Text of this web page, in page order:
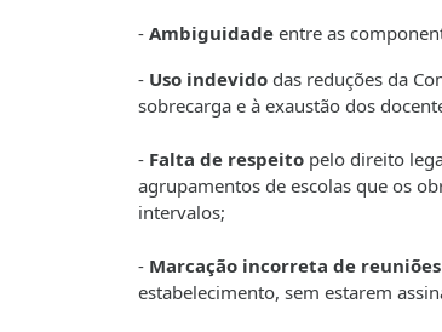
- Ambiguidade entre as
- Uso indevido das reduções da
sobrecarga e à exaustão dos
- Falta de respeito pelo direito
agrupamentos de escolas que os
intervalos;
- Marcação incorreta de reuniões
estabelecimento, sem estarem